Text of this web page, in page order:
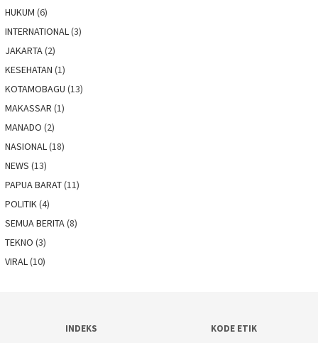
HUKUM (6)
INTERNATIONAL(3)
JAKARTA(2)
KESEHATAN (1)
KOTAMOBAGU (13)
MAKASSAR (1)
MANADO (2)
NASIONAL(18)
NEWS (13)
PAPUA BARAT(11)
POLITIK(4)
SEMUA BERITA(8)
TEKNO (3)
VIRAL(10)
INDEKS
KODE ETIK